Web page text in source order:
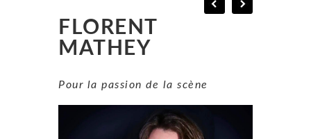
FLORENT
MATHEY
Pour la passion de la scène